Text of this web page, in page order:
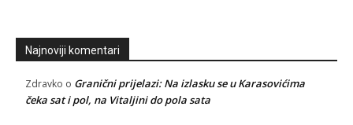
Najnoviji komentari
Zdravko o Granični prijelazi: Na izlasku se u Karasovićima
čeka sat i pol, na Vitaljini do pola sata